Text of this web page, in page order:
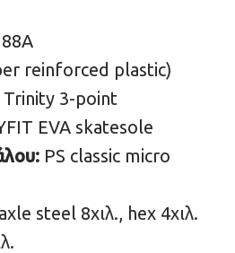
88A
reinforced plastic)
Trinity 3-point
EVA skatesole
PS classic micro
steel 8χιλ., hex 4χιλ.